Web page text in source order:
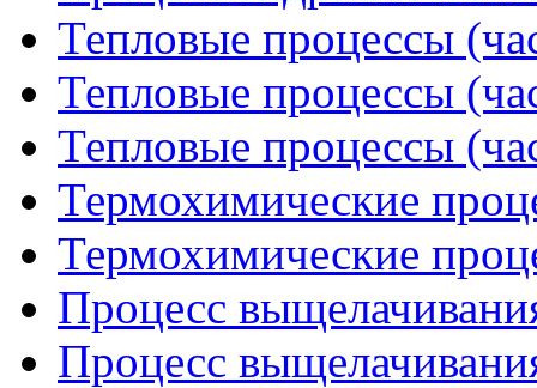
Тепловые процессы
Тепловые процессы
Тепловые процессы
Термохимические
Термохимические
Процесс
Процесс